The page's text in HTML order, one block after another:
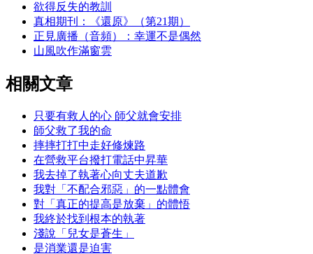
欲得反失的教訓
真相期刊：《還原》（第21期）
正見廣播（音頻）：幸運不是偶然
山風吹作滿窗雲
相關文章
只要有救人的心 師父就會安排
師父救了我的命
摔摔打打中走好修煉路
在營救平台撥打電話中昇華
我去掉了執著心向丈夫道歉
我對「不配合邪惡」的一點體會
對「真正的提高是放棄」的體悟
我終於找到根本的執著
淺說「兒女是蒼生」
是消業還是迫害